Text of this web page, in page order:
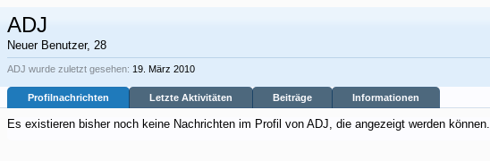
ADJ
Neuer Benutzer, 28
ADJ wurde zuletzt gesehen: 19. März 2010
Profilnachrichten Letzte Aktivitäten Beiträge Informationen
Es existieren bisher noch keine Nachrichten im Profil von ADJ, die angezeigt werden können.